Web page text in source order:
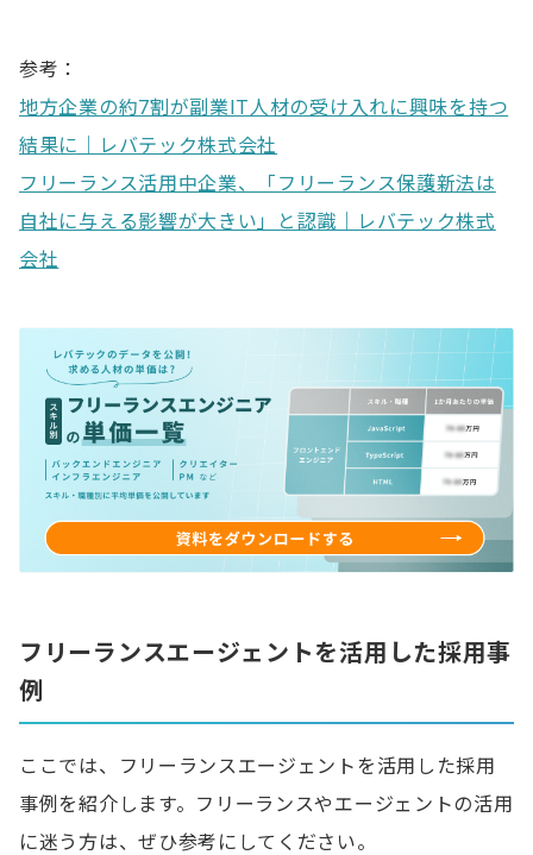
参考：
地方企業の約7割が副業IT人材の受け入れに興味を持つ
結果に｜レバテック株式会社
フリーランス活用中企業、「フリーランス保護新法は
自社に与える影響が大きい」と認識｜レバテック株式
会社
フリーランスエージェントを活用した採用事
例
ここでは、フリーランスエージェントを活用した採用
事例を紹介します。フリーランスやエージェントの活用
に迷う方は、ぜひ参考にしてください。